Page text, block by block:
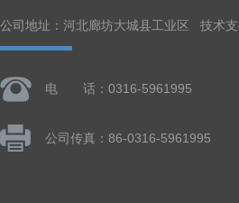
公司地址：河北廊坊大城县工业区 技术支
电 话：0316-5961995
公司传真：86-0316-5961995